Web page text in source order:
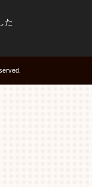
た